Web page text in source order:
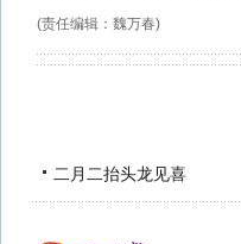
(责任编辑：魏万春)
二月二抬头龙见喜